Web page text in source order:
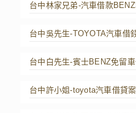
台中林家兄弟-汽車借款BENZ
台中吳先生-TOYOTA汽車借
台中白先生-賓士BENZ免留
台中許小姐-toyota汽車借貸案